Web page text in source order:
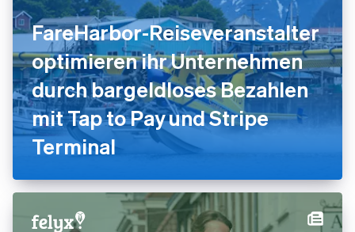
FareHarbor-Reiseveranstalter
optimieren ihr Unternehmen
durch bargeldloses Bezahlen
mit Tap to Pay und Stripe
Terminal